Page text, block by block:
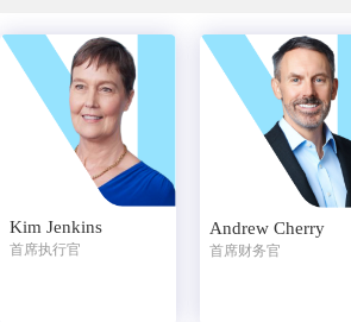
Kim Jenkins
首席执行官
Andrew Cherry
首席财务官